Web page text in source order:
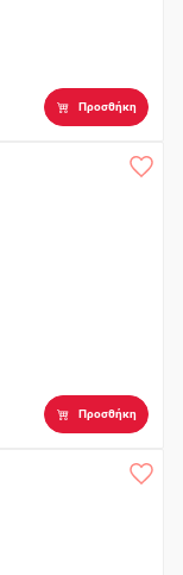
Προσθήκη
Προσθήκη